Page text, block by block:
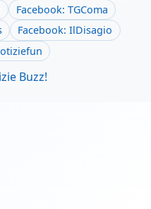
Facebook: TGComa
Facebook: IlDisagio
Buzz!